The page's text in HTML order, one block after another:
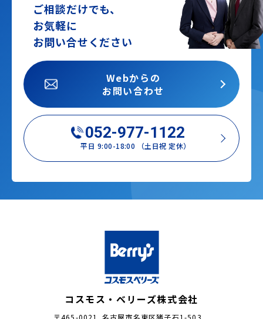
ご相談だけでも、
お気軽に
お問い合せください
052-977-1122
平日 9:00-18:00 （土日祝 定休）
Webからの
お問い合わせ
コスモス・ベリーズ株式会社
〒465-0021 名古屋市名東区猪子石1-503